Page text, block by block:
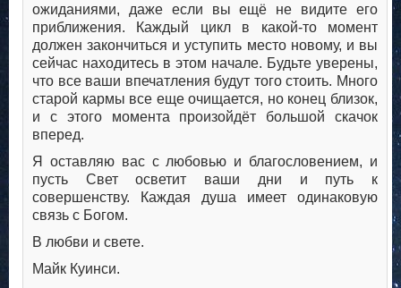
ожиданиями, даже если вы ещё не видите его
приближения. Каждый цикл в какой-то момент
должен закончиться и уступить место новому, и вы
сейчас находитесь в этом начале. Будьте уверены,
что все ваши впечатления будут того стоить. Много
старой кармы все еще очищается, но конец близок,
и с этого момента произойдёт большой скачок
вперед.
Я оставляю вас с любовью и благословением, и
пусть Свет осветит ваши дни и путь к
совершенству. Каждая душа имеет одинаковую
связь с Богом.
В любви и свете.
Майк Куинси.